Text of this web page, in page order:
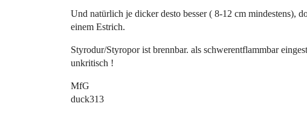
Und natürlich je dicker desto besser ( 8-12 cm mindestens),
einem Estrich.
Styrodur/Styropor ist brennbar. als schwerentflammbar
unkritisch !
MfG
duck313